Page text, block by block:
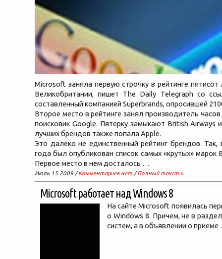
Microsoft заняла первую строчку в рейтинге
Великобритании, пишет The Daily Telegraph со
составленный компанией Superbrands, опросившей
Второе место в рейтинге занял производитель
поисковик Google. Пятерку замыкают British Airways
лучших брендов также попала Apple.
Это далеко не единственный рейтинг брендов. Так,
года был опубликован список самых «крутых» марок
Первое место в нем досталось …
Июль 15 2009 /Комментариев нет /Полный текст »
Microsoft работает над Windows 8
На сайте Microsoft появилась
о Windows 8. Причем, не в
систем, а в объявлении о